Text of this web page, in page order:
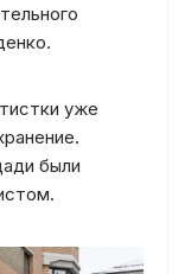
уже
были